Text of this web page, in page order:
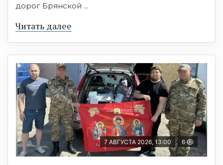
дорог Брянской ...
Читать далее
7 АВГУСТА 2026, 13:00 6